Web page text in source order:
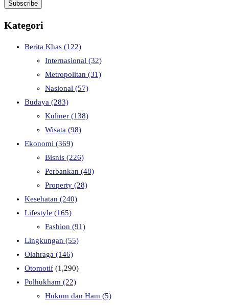
Kategori
Berita Khas (122)
Internasional (32)
Metropolitan (31)
Nasional (57)
Budaya (283)
Kuliner (138)
Wisata (98)
Ekonomi (369)
Bisnis (226)
Perbankan (48)
Property (28)
Kesehatan (240)
Lifestyle (165)
Fashion (91)
Lingkungan (55)
Olahraga (146)
Otomotif (1,290)
Polhukham (22)
Hukum dan Ham (5)